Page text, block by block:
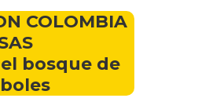
COLOMBIA
bosque de